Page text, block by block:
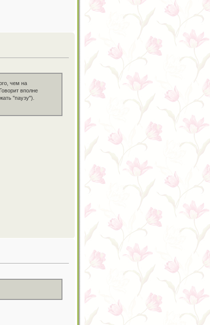
чем на
вполне
"паузу").